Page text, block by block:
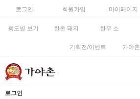
로그인 회원가입 마이페이지
용도별 보기 한돈 돼지 한우 소
기획전/이벤트 가야촌
로그인